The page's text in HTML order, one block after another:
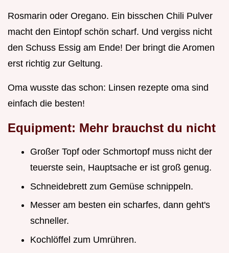
Rosmarin oder Oregano. Ein bisschen Chili Pulver
macht den Eintopf schön scharf. Und vergiss nicht
den Schuss Essig am Ende! Der bringt die Aromen
erst richtig zur Geltung.
Oma wusste das schon: Linsen rezepte oma sind
einfach die besten!
Equipment: Mehr brauchst du nicht
Großer Topf oder Schmortopf muss nicht der
teuerste sein, Hauptsache er ist groß genug.
Schneidebrett zum Gemüse schnippeln.
Messer am besten ein scharfes, dann geht's
schneller.
Kochlöffel zum Umrühren.